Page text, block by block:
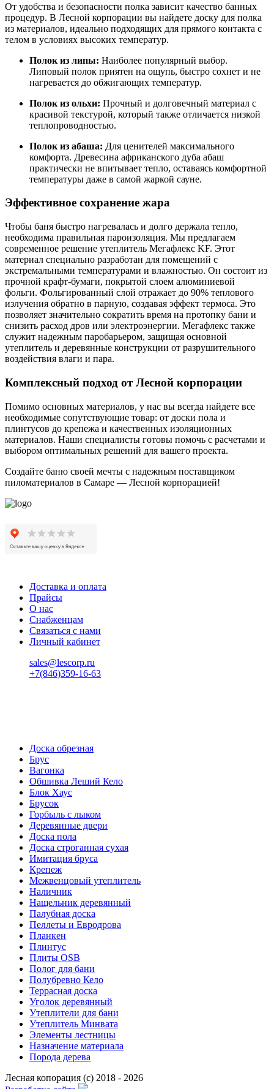
От удобства и безопасности полка зависит качество банных
процедур. В Лесной корпорации вы найдете доску для полка
из материалов, идеально подходящих для прямого контакта с
телом в условиях высоких температур.
Полок из липы: Наиболее популярный выбор.
Липовый полок приятен на ощупь, быстро сохнет и не
нагревается до обжигающих температур.
Полок из ольхи: Прочный и долговечный материал с
красивой текстурой, который также отличается низкой
теплопроводностью.
Полок из абаша: Для ценителей максимального
комфорта. Древесина африканского дуба абаш
практически не впитывает тепло, оставаясь комфортной
температуры даже в самой жаркой сауне.
Эффективное сохранение жара
Чтобы баня быстро нагревалась и долго держала тепло,
необходима правильная пароизоляция. Мы предлагаем
современное решение утеплитель Мегафлекс KF. Этот
материал специально разработан для помещений с
экстремальными температурами и влажностью. Он состоит из
прочной крафт-бумаги, покрытой слоем алюминиевой
фольги. Фольгированный слой отражает до 90% теплового
излучения обратно в парную, создавая эффект термоса. Это
позволяет значительно сократить время на протопку бани и
снизить расход дров или электроэнергии. Мегафлекс также
служит надежным паробарьером, защищая основной
утеплитель и деревянные конструкции от разрушительного
воздействия влаги и пара.
Комплексный подход от Лесной корпорации
Помимо основных материалов, у нас вы всегда найдете все
необходимые сопутствующие товар: от доски пола и
плинтусов до крепежа и качественных изоляционных
материалов. Наши специалисты готовы помочь с расчетами и
выбором оптимальных решений для вашего проекта.
Создайте баню своей мечты с надежным поставщиком
пиломатериалов в Самаре — Лесной корпорацией!
Доставка и оплата
Прайсы
О нас
Снабженцам
Связаться с нами
Личный кабинет
sales@lescorp.ru
+7(846)359-16-63
Доска обрезная
Брус
Вагонка
Обшивка Леший Кело
Блок Хаус
Брусок
Горбыль с лыком
Деревянные двери
Доска пола
Доска строганная сухая
Имитация бруса
Крепеж
Межвенцовый утеплитель
Наличник
Нащельник деревянный
Палубная доска
Пеллеты и Евродрова
Планкен
Плинтус
Плиты OSB
Полог для бани
Полубревно Кело
Террасная доска
Уголок деревянный
Утеплители для бани
Утеплитель Минвата
Элементы лестницы
Назначение материала
Порода дерева
Лесная копорация (с) 2018 - 2026